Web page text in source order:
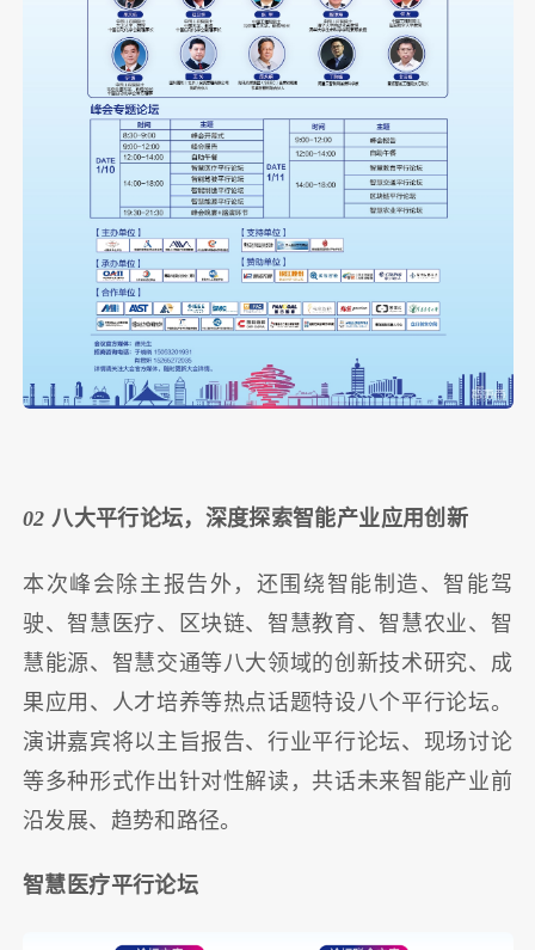
02八大平行论坛，深度探索智能产业应用创新
本次峰会除主报告外，还围绕智能制造、智能驾
驶、智慧医疗、区块链、智慧教育、智慧农业、智
慧能源、智慧交通等八大领域的创新技术研究、成
果应用、人才培养等热点话题特设八个平行论坛。
演讲嘉宾将以主旨报告、行业平行论坛、现场讨论
等多种形式作出针对性解读，共话未来智能产业前
沿发展、趋势和路径。
智慧医疗平行论坛